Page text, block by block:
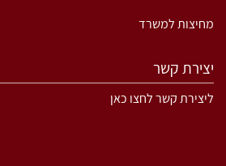
מחיצות למשרד
יצירת קשר
ליצירת קשר לחצו כאן